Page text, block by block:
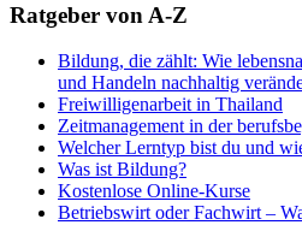
Ratgeber von A-Z
Bildung, die zählt: Wie
und Handeln nachhaltig
Freiwilligenarbeit in Thailand
Zeitmanagement in der
Welcher Lerntyp bist du und
Was ist Bildung?
Kostenlose Online-Kurse
Betriebswirt oder Fachwirt –